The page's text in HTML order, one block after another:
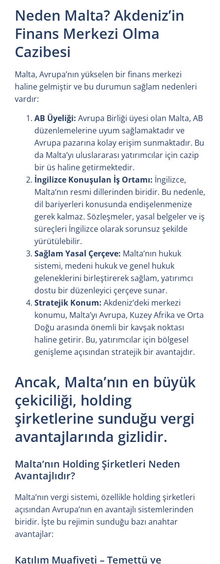
Neden Malta? Akdeniz’in
Finans Merkezi Olma
Cazibesi
Malta, Avrupa’nın yükselen bir finans merkezi
haline gelmiştir ve bu durumun sağlam nedenleri
vardır:
AB Üyeliği: Avrupa Birliği üyesi olan Malta, AB
düzenlemelerine uyum sağlamaktadır ve
Avrupa pazarına kolay erişim sunmaktadır. Bu
da Malta’yı uluslararası yatırımcılar için cazip
bir üs haline getirmektedir.
İngilizce Konuşulan İş Ortamı: İngilizce,
Malta’nın resmi dillerinden biridir. Bu nedenle,
dil bariyerleri konusunda endişelenmenize
gerek kalmaz. Sözleşmeler, yasal belgeler ve iş
süreçleri İngilizce olarak sorunsuz şekilde
yürütülebilir.
Sağlam Yasal Çerçeve: Malta’nın hukuk
sistemi, medeni hukuk ve genel hukuk
geleneklerini birleştirerek sağlam, yatırımcı
dostu bir düzenleyici çerçeve sunar.
Stratejik Konum: Akdeniz’deki merkezi
konumu, Malta’yı Avrupa, Kuzey Afrika ve Orta
Doğu arasında önemli bir kavşak noktası
haline getirir. Bu, yatırımcılar için bölgesel
genişleme açısından stratejik bir avantajdır.
Ancak, Malta’nın en büyük
çekiciliği, holding
şirketlerine sunduğu vergi
avantajlarında gizlidir.
Malta’nın Holding Şirketleri Neden
Avantajlıdır?
Malta’nın vergi sistemi, özellikle holding şirketleri
açısından Avrupa’nın en avantajlı sistemlerinden
biridir. İşte bu rejimin sunduğu bazı anahtar
avantajlar:
Katılım Muafiyeti – Temettü ve